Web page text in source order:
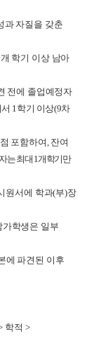
과 자질을 갖춘
개 학기 이상 남아
전에 졸업예정자
1 학기 이상(9차
포함하여 잔여
는 최대1 개학기만
원서에 학과(부)장
학생은 일부
에 파견된 이후
학적 >